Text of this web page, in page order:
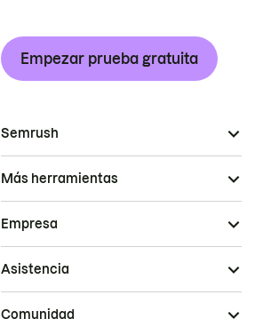
Empezar prueba gratuita
Semrush
Más herramientas
Empresa
Asistencia
Comunidad